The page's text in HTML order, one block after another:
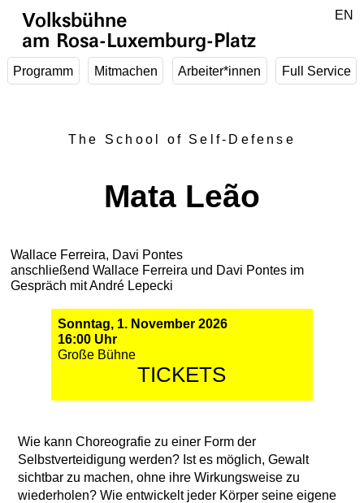
Volksbühne
am Rosa-Luxemburg-Platz
Programm Mitmachen Arbeiter*innen Full Service
DE
EN
The School of Self-Defense
Mata Leão
Wallace Ferreira, Davi Pontes
anschließend Wallace Ferreira und Davi Pontes im
Gespräch mit André Lepecki
Sonntag, 1. November 2026
16:00 Uhr
Große Bühne
TICKETS
Wie kann Choreografie zu einer Form der
Selbstverteidigung werden? Ist es möglich, Gewalt
sichtbar zu machen, ohne ihre Wirkungsweise zu
wiederholen? Wie entwickelt jeder Körper seine eigene